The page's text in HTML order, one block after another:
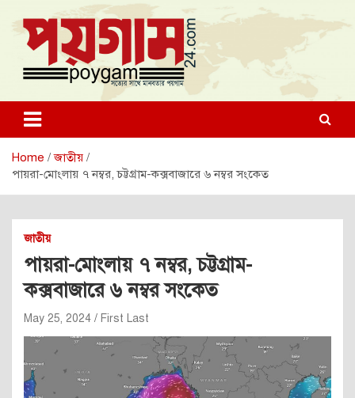
content
poygam24.com
poygam24.com
Home
জাতীয়
পায়রা-মোংলায় ৭ নম্বর, চট্টগ্রাম-কক্সবাজারে ৬ নম্বর সংকেত
জাতীয়
পায়রা-মোংলায় ৭ নম্বর, চট্টগ্রাম-
কক্সবাজারে ৬ নম্বর সংকেত
May 25, 2024 First Last